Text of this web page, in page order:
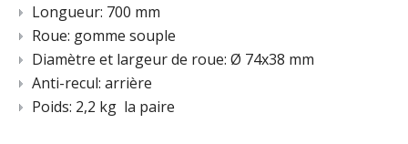
Longueur: 700 mm
Roue: gomme souple
Diamètre et largeur de roue: Ø 74x38 mm
Anti-recul: arrière
Poids: 2,2 kg la paire